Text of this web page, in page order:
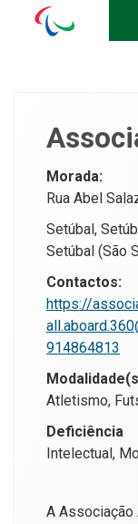
Portugal
Morada:
Rua Abel
Setúbal,
Setúbal (São
Contactos:
https://
914864813
Atletismo,
Deficiência
Intelectual,
A